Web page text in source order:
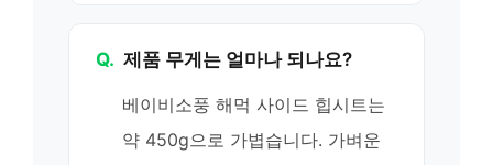
Q. 제품 무게는 얼마나 되나요?
베이비소풍 해먹 사이드 힙시트는
약 450g으로 가볍습니다. 가벼운